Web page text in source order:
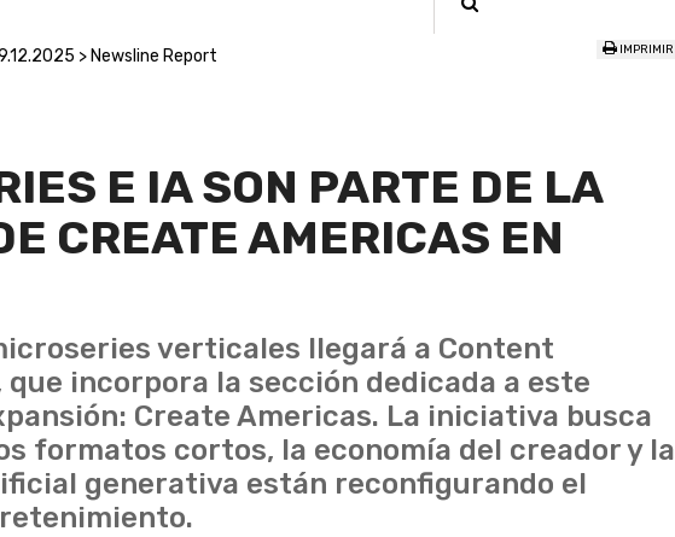
> Newsline Report IMPRIMIR
E IA SON PARTE DE LA
CREATE AMERICAS EN
verticales llegará a Content
incorpora la sección dedicada a este
Create Americas. La iniciativa busca
formatos cortos, la economía del creador y la
generativa están reconfigurando el